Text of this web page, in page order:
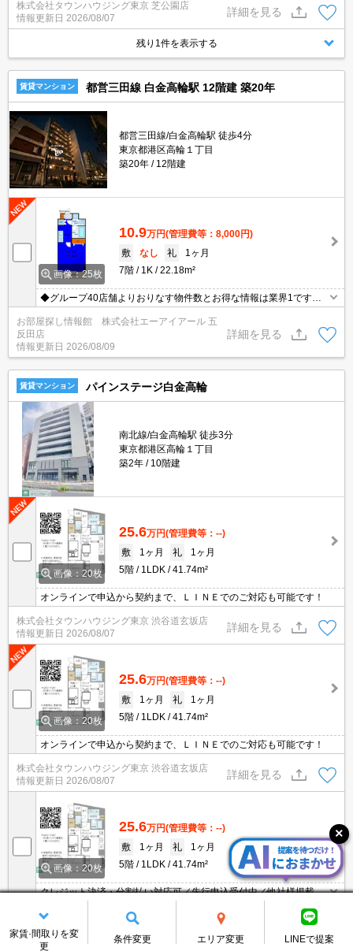
株式会社タウンハウジング東京 芝公園店
情報更新日 2026/08/07
詳細を見る
残り1件を表示する
賃貸マンション 都営三田線 白金高輪駅 12階建 築20年
都営三田線/白金高輪駅 徒歩4分
東京都港区高輪１丁目
築20年
12階建
画像：25枚
10.9万円(管理費等：8,000円)
敷
なし 礼
1ヶ月
7階
1K 22.18m²
◆グループ40店舗よりおりなす物件数とお得な情報は業界1です◆
仲介手数料無料物件有◆保証人様不要◆礼金敷金0物件多数有◆お
電話ご連絡即ご対応致します◆【0120-772-074】迄！
お部屋探し情報館 株式会社エーアイアール 五
反田店
情報更新日 2026/08/09
詳細を見る
賃貸マンション パインステージ白金高輪
南北線/白金高輪駅 徒歩3分
東京都港区高輪１丁目
築2年
10階建
画像：20枚
25.6万円(管理費等：--)
敷
1ヶ月 礼
1ヶ月
5階
1LDK 41.74m²
オンラインで申込から契約まで、ＬＩＮＥでのご対応も可能です！
株式会社タウンハウジング東京 渋谷道玄坂店
情報更新日 2026/08/07
詳細を見る
画像：20枚
25.6万円(管理費等：--)
敷
1ヶ月 礼
1ヶ月
5階
1LDK 41.74m²
オンラインで申込から契約まで、ＬＩＮＥでのご対応も可能です！
株式会社タウンハウジング東京 渋谷道玄坂店
情報更新日 2026/08/07
詳細を見る
画像：20枚
25.6万円(管理費等：--)
敷
1ヶ月 礼
1ヶ月
5階
1LDK 41.74m²
クレジット決済・分割払い対応可／先行申込受付中／他社様掲載物
株式会社タウンハウジング東京 芝公園店
情報更新日 2026/08/07
家賃·間取りを変
更
条件変更 エリア変更 LINEで提案